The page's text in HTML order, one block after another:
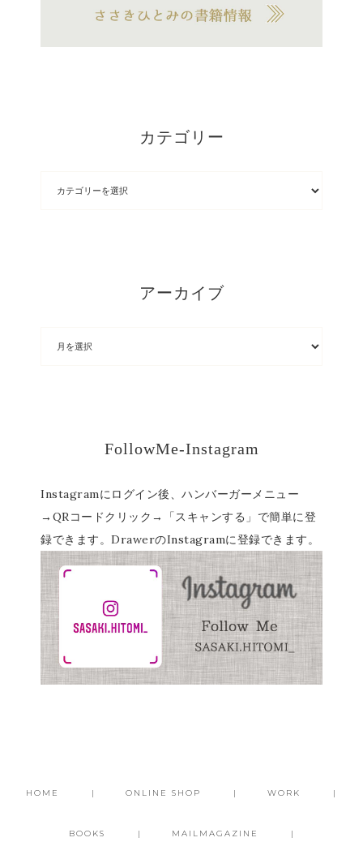
カテゴリー
アーカイブ
FollowMe-Instagram
Instagramにログイン後、ハンバーガーメニュー
→QRコードクリック→「スキャンする」で簡単に登
録できます。DrawerのInstagramに登録できます。
HOME ONLINE SHOP WORK
BOOKS MAILMAGAZINE